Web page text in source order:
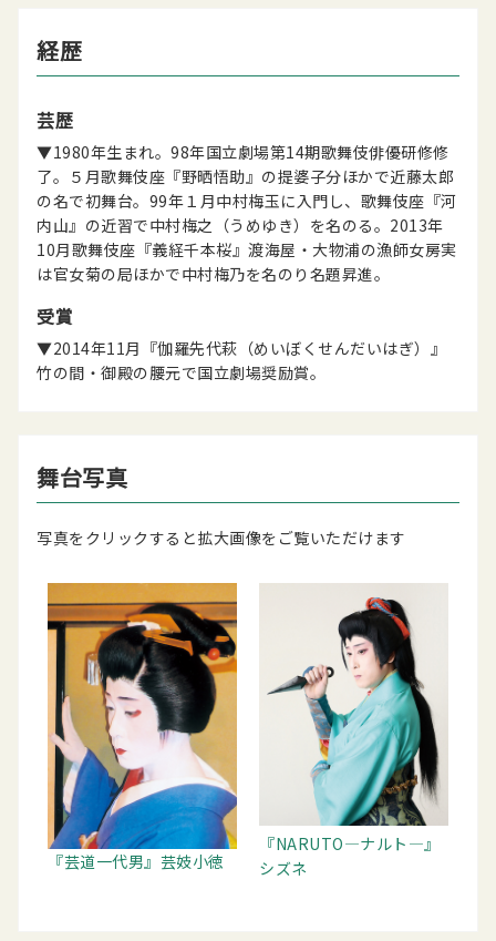
経歴
芸歴
▼1980年生まれ。98年国立劇場第14期歌舞伎俳優研修修
了。５月歌舞伎座『野晒悟助』の提婆子分ほかで近藤太郎
の名で初舞台。99年１月中村梅玉に入門し、歌舞伎座『河
内山』の近習で中村梅之（うめゆき）を名のる。2013年
10月歌舞伎座『義経千本桜』渡海屋・大物浦の漁師女房実
は官女菊の局ほかで中村梅乃を名のり名題昇進。
受賞
▼2014年11月『伽羅先代萩（めいぼくせんだいはぎ）』
竹の間・御殿の腰元で国立劇場奨励賞。
舞台写真
写真をクリックすると拡大画像をご覧いただけます
『芸道一代男』芸妓小徳
『NARUTO―ナルト―』
シズネ